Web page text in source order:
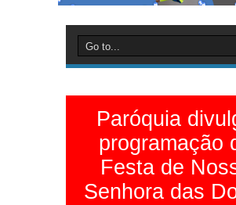
Paróquia
programação
Festa de
Senhora das